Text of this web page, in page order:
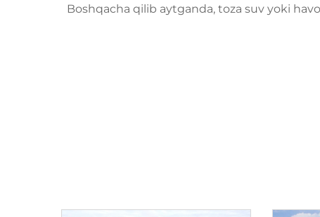
Boshqacha qilib aytganda, toza suv yoki